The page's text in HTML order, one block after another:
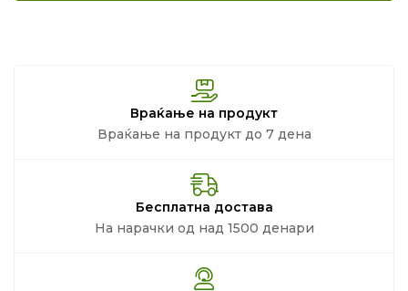
Враќање на продукт
Враќање на продукт до 7 дена
Бесплатна достава
На нарачки од над 1500 денари